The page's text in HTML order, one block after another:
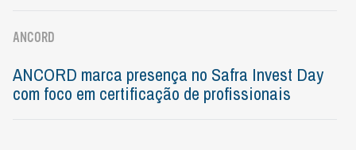
ANCORD
ANCORD marca presença no Safra Invest Day
com foco em certificação de profissionais